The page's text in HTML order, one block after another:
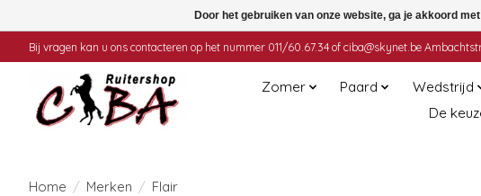
Bij vragen kan u ons contacteren op het nummer 011/60.67.34 of ciba@skynet.be
Zomer Paard Wedstrijd
De
Home / Merken / Flair
Door het gebruiken van onze website, ga je akkoord